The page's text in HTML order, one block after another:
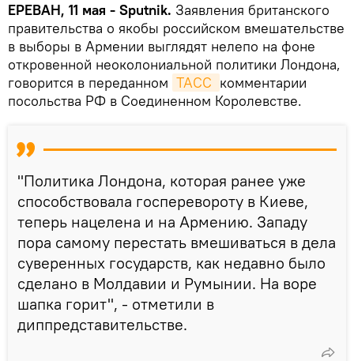
ЕРЕВАН, 11 мая - Sputnik. Заявления британского
правительства о якобы российском вмешательстве
в выборы в Армении выглядят нелепо на фоне
откровенной неоколониальной политики Лондона,
говорится в переданном ТАСС комментарии
посольства РФ в Соединенном Королевстве.
"Политика Лондона, которая ранее уже
способствовала госперевороту в Киеве,
теперь нацелена и на Армению. Западу
пора самому перестать вмешиваться в дела
суверенных государств, как недавно было
сделано в Молдавии и Румынии. На воре
шапка горит", - отметили в
диппредставительстве.